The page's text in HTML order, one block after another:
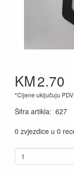
KM2.70
*Cijene uključuju PDV
Šifra artikla: 627
0 zvjezdice u 0